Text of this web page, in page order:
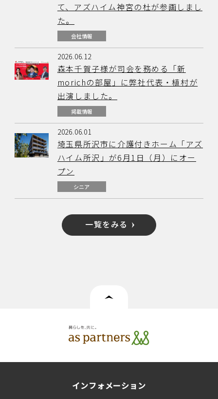
て、アズハイム神宮の杜が参画しまし
た。
会社情報
2026.06.12
森本千賀子様が司会を務める「新
morichの部屋」に弊社代表・植村が
出演しました。
掲載情報
2026.06.01
埼玉県所沢市に介護付きホーム「アズ
ハイム所沢」が6月1日（月）にオー
プン
シニア
一覧をみる
インフォメーション